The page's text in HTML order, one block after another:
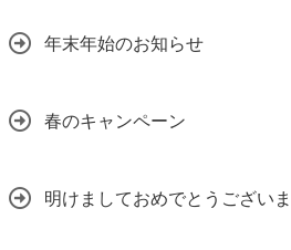
年末年始のお知らせ
春のキャンペーン
明けましておめでとうござい